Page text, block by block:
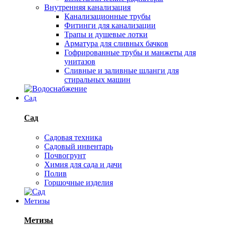
Внутренняя канализация
Канализационные трубы
Фитинги для канализации
Трапы и душевые лотки
Арматура для сливных бачков
Гофрированные трубы и манжеты для
унитазов
Сливные и заливные шланги для
стиральных машин
Сад
Сад
Садовая техника
Садовый инвентарь
Почвогрунт
Химия для сада и дачи
Полив
Горшочные изделия
Метизы
Метизы